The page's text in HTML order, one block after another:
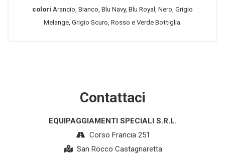
colori Arancio, Bianco, Blu Navy, Blu Royal, Nero, Grigio
Melange, Grigio Scuro, Rosso e Verde Bottiglia.
Contattaci
EQUIPAGGIAMENTI SPECIALI S.R.L.
Corso Francia 251
San Rocco Castagnaretta